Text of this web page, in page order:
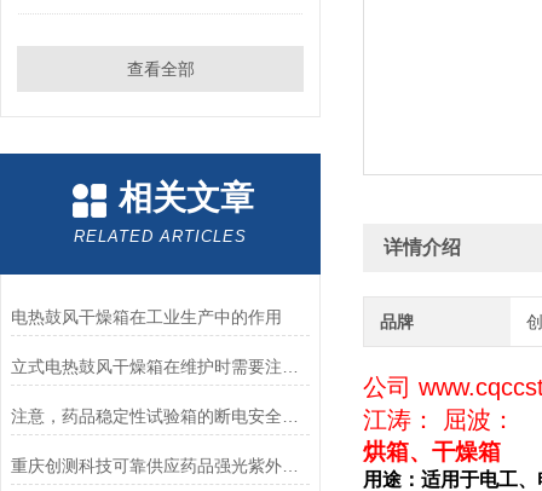
查看全部
相关文章
RELATED ARTICLES
电热鼓风干燥箱在工业生产中的作用
重庆创测科技可靠供应药品强光紫外照射试验箱
详情介绍
品牌
公司
江涛： 屈波：
烘箱、干燥箱
用途：适用于电工